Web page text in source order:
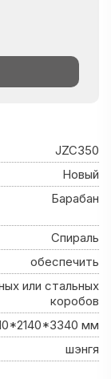
JZC350
Новый
Барабан
Спираль
обеспечить
или стальных
коробов
мм
шэнгя